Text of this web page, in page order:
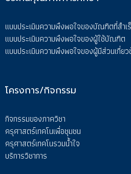
แบบประเมินความพึงพอใจของบัณฑิตที่สำ
แบบประเมินความพึงพอใจของผู้ใช้บัณฑิต
แบบประเมินความพึงพอใจของผู้มีส่วนเกี่ย
โครงการ/กิจกรรม
กิจกรรมของภาควิชา
ครุศาสตร์เทคโนเพื่อชุมชน
ครุศาสตร์เทคโนรวมน้ำใจ
บริการวิชาการ